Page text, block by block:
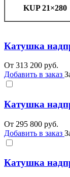
KUP 21×280
Катушка
От 313 200 руб.
Добавить в заказ
Катушка
От 295 800 руб.
Добавить в заказ
Катушка